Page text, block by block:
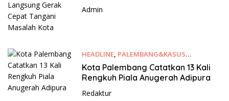
Admin
HEADLINE, PALEMBANG&KASUS
28/02/2023
Kota Palembang Catatkan 13 Kali
Rengkuh Piala Anugerah Adipura
Redaktur